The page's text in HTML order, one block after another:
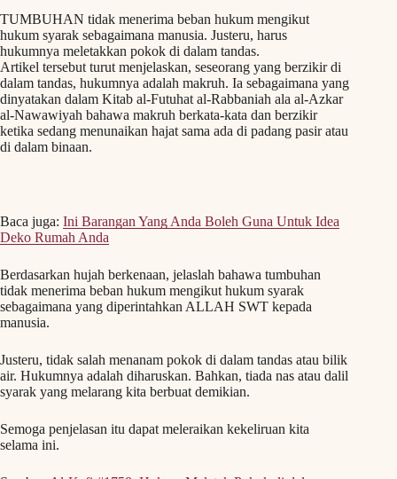
TUMBUHAN tidak menerima beban hukum mengikut
hukum syarak sebagaimana manusia. Justeru, harus
hukumnya meletakkan pokok di dalam tandas.
Artikel tersebut turut menjelaskan, seseorang yang berzikir di
dalam tandas, hukumnya adalah makruh. Ia sebagaimana yang
dinyatakan dalam Kitab al-Futuhat al-Rabbaniah ala al-Azkar
al-Nawawiyah bahawa makruh berkata-kata dan berzikir
ketika sedang menunaikan hajat sama ada di padang pasir atau
di dalam binaan.
Baca juga: Ini Barangan Yang Anda Boleh Guna Untuk Idea
Deko Rumah Anda
Berdasarkan hujah berkenaan, jelaslah bahawa tumbuhan
tidak menerima beban hukum mengikut hukum syarak
sebagaimana yang diperintahkan ALLAH SWT kepada
manusia.
Justeru, tidak salah menanam pokok di dalam tandas atau bilik
air. Hukumnya adalah diharuskan. Bahkan, tiada nas atau dalil
syarak yang melarang kita berbuat demikian.
Semoga penjelasan itu dapat meleraikan kekeliruan kita
selama ini.